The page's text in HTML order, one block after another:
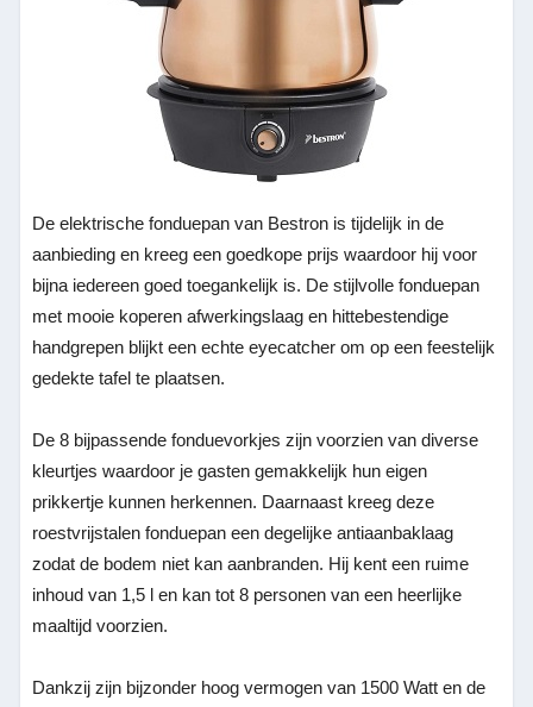
De elektrische fonduepan van Bestron is tijdelijk in de
aanbieding en kreeg een goedkope prijs waardoor hij voor
bijna iedereen goed toegankelijk is. De stijlvolle fonduepan
met mooie koperen afwerkingslaag en hittebestendige
handgrepen blijkt een echte eyecatcher om op een feestelijk
gedekte tafel te plaatsen.
De 8 bijpassende fonduevorkjes zijn voorzien van diverse
kleurtjes waardoor je gasten gemakkelijk hun eigen
prikkertje kunnen herkennen. Daarnaast kreeg deze
roestvrijstalen fonduepan een degelijke antiaanbaklaag
zodat de bodem niet kan aanbranden. Hij kent een ruime
inhoud van 1,5 l en kan tot 8 personen van een heerlijke
maaltijd voorzien.
Dankzij zijn bijzonder hoog vermogen van 1500 Watt en de